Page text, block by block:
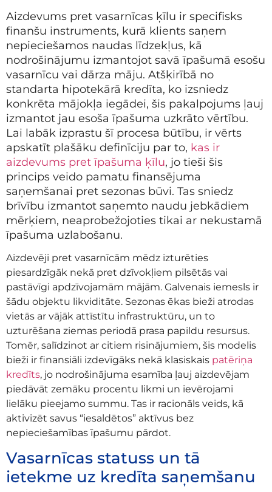
Aizdevums pret vasarnīcas ķīlu ir specifisks
finanšu instruments, kurā klients saņem
nepieciešamos naudas līdzekļus, kā
nodrošinājumu izmantojot savā īpašumā esošu
vasarnīcu vai dārza māju. Atšķirībā no
standarta hipotekārā kredīta, ko izsniedz
konkrēta mājokļa iegādei, šis pakalpojums ļauj
izmantot jau esoša īpašuma uzkrāto vērtību.
Lai labāk izprastu šī procesa būtību, ir vērts
apskatīt plašāku definīciju par to, kas ir
aizdevums pret īpašuma ķīlu, jo tieši šis
princips veido pamatu finansējuma
saņemšanai pret sezonas būvi. Tas sniedz
brīvību izmantot saņemto naudu jebkādiem
mērķiem, neaprobežojoties tikai ar nekustamā
īpašuma uzlabošanu.
Aizdevēji pret vasarnīcām mēdz izturēties
piesardzīgāk nekā pret dzīvokļiem pilsētās vai
pastāvīgi apdzīvojamām mājām. Galvenais iemesls ir
šādu objektu likviditāte. Sezonas ēkas bieži atrodas
vietās ar vājāk attīstītu infrastruktūru, un to
uzturēšana ziemas periodā prasa papildu resursus.
Tomēr, salīdzinot ar citiem risinājumiem, šis modelis
bieži ir finansiāli izdevīgāks nekā klasiskais patēriņa
kredīts, jo nodrošinājuma esamība ļauj aizdevējam
piedāvāt zemāku procentu likmi un ievērojami
lielāku pieejamo summu. Tas ir racionāls veids, kā
aktivizēt savus “iesaldētos” aktīvus bez
nepieciešamības īpašumu pārdot.
Vasarnīcas statuss un tā
ietekme uz kredīta saņemšanu